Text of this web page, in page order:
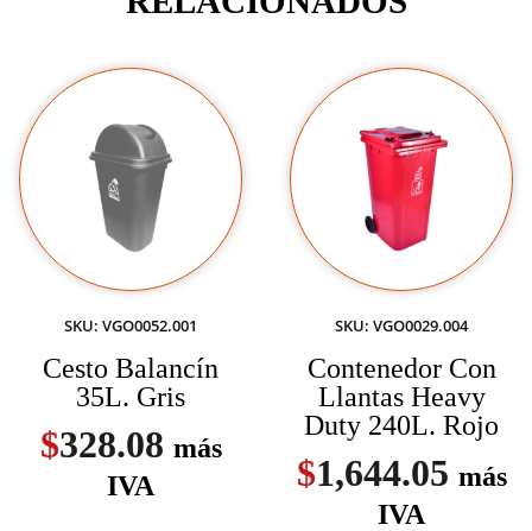
SKU: VGO0052.001
Cesto Balancín
35L. Gris
$328.08 más
IVA
SKU: VGO0029.004
Contenedor Con
Llantas Heavy
Duty 240L. Rojo
$1,644.05 más
IVA